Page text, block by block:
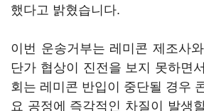
했다고 밝혔습니다.
이번 운송거부는 레미콘 제조사
단가 협상이 진전을 보지 못하면
회는 레미콘 반입이 중단될 경우
요 공정에 즉각적인 차질이 발생